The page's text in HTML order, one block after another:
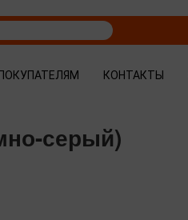
ПОКУПАТЕЛЯМ КОНТАКТЫ
серый)